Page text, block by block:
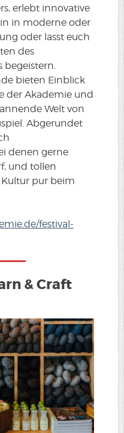
erlebt innovative
in moderne oder
oder lasst euch
des
begeistern.
bieten Einblick
der Akademie und
Welt von
Abgerundet
denen gerne
und tollen
Kultur pur beim
festival-
& Craft